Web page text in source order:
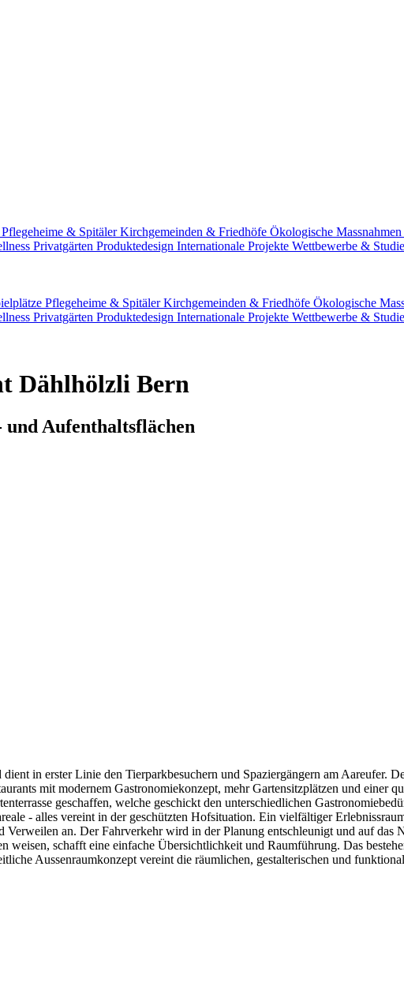
Pflegeheime & SpitälerKirchgemeinden & Friedhöfe Ökologische Massnahmen
Privatgärten Produktedesign Internationale Projekte Wettbewerbe &
Pflegeheime & SpitälerKirchgemeinden & Friedhöfe Ökologische
Privatgärten Produktedesign Internationale Projekte Wettbewerbe &
Dählhölzli Bern
Aufenthaltsflächen
in erster Linie den Tierparkbesuchern und Spaziergängern am Aareufer.
mit modernem Gastronomiekonzept, mehr Gartensitzplätzen und einer
geschaffen, welche geschickt den unterschiedlichen
- alles vereint in der geschützten Hofsituation. Ein vielfältiger
an. Der Fahrverkehr wird in der Planung entschleunigt und auf das
weisen, schafft eine einfache Übersichtlichkeit und Raumführung. Das
Aussenraumkonzept vereint die räumlichen, gestalterischen und